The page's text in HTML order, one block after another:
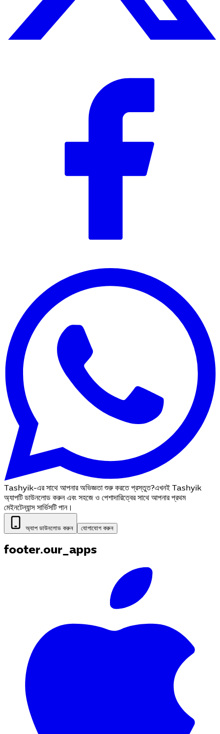
Tashyik-এর সাথে আপনার অভিজ্ঞতা শুরু করতে প্রস্তুত?এখনই Tashyik
অ্যাপটি ডাউনলোড করুন এবং সহজে ও পেশাদারিত্বের সাথে আপনার প্রথম
মেইনটেন্যান্স সার্ভিসটি পান।
অ্যাপ ডাউনলোড করুন যোগাযোগ করুন
footer.our_apps